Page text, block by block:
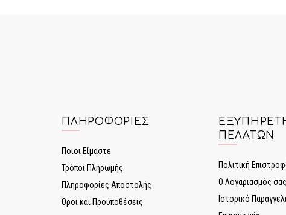
ΠΛΗΡΟΦΟΡΊΕΣ
Ποιοι Είμαστε
Τρόποι Πληρωμής
Πληροφορίες Αποστολής
Όροι και Προϋποθέσεις
ΠΕΛΑΤΏΝ
Πολιτική
Ο Λογαριασμός σας
Ιστορικό